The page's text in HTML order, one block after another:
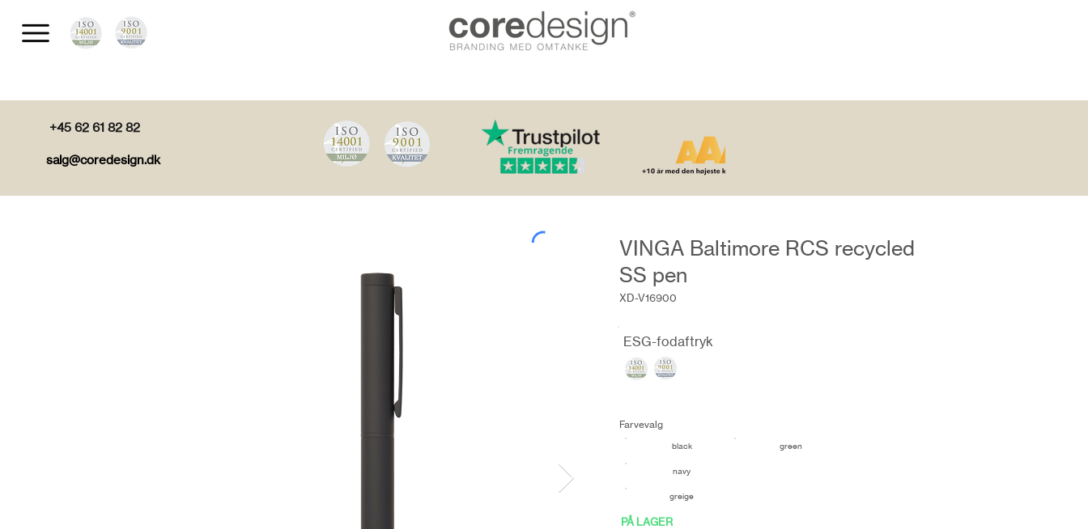
+45 62 61 82 82
salg@coredesign.dk
VINGA Baltimore RCS recycled
SS pen
XD-V16900
ESG-fodaftryk
Farvevalg
black
navy
green
greige
PÅ LAGER